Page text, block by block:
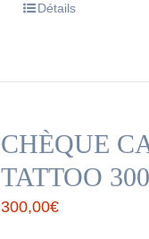
Détails
CHÈQUE
TATTOO
300,00€